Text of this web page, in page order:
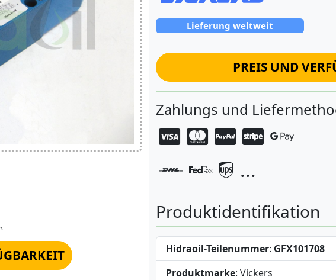
Lieferung weltweit
PREIS UND
Zahlungs und
...
Produktidentifikation
Hidraoil-Teilenummer: GFX101708
Produktmarke: Vickers